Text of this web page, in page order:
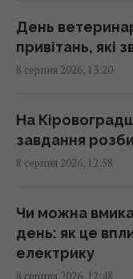
бездротова
13:50 субота, 08
зріс: яка
13:44 субота, 08
Хижняка: вечір
ексклюзивно
13:38 субота, 08 серпня
День
привітань, які
8 серпня 2026, 13:20
На
завдання
8 серпня 2026, 12:58
Чи можна
день: як це
електрику
8 серпня 2026, 12:48